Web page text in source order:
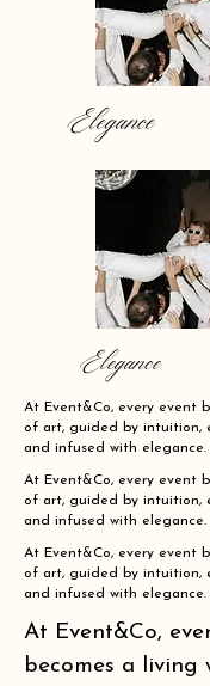
Elegance
Elegance
At Event&Co, every event
of art, guided by intuition,
and infused with elegance.
At Event&Co, every event
of art, guided by intuition,
and infused with elegance.
At Event&Co, every event
of art, guided by intuition,
and infused with elegance.
At Event&Co,
becomes a living